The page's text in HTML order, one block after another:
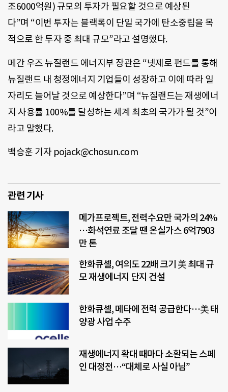
조6000억원) 규모의 투자가 필요할 것으로 예상된
다”며 “이번 투자는 블랙록이 단일 국가에 탄소중립을 목
적으로 한 투자 중 최대 규모”라고 설명했다.
메간 우즈 뉴질랜드 에너지부 장관은 “넷제로 펀드를 통해
뉴질랜드 내 청정에너지 기업들이 성장하고 이에 따라 일
자리도 늘어날 것으로 예상한다”며 “뉴질랜드는 재생에너
지 사용률 100%를 달성하는 세계 최초의 국가가 될 것”이
라고 말했다.
백승훈 기자 pojack@chosun.com
관련 기사
메가프로젝트, 전력수요만 국가의 24%
…화석연료 조달 땐 온실가스 6억7903
만 톤
한화큐셀, 여의도 22배 크기 美 최대 규
모 재생에너지 단지 건설
한화큐셀, 메타에 전력 공급한다…美 태
양광 사업 수주
재생에너지 확대 때마다 소환되는 스페
인 대정전…“대체로 사실 아님”